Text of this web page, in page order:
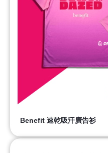
Benefit 速乾吸汗廣告衫